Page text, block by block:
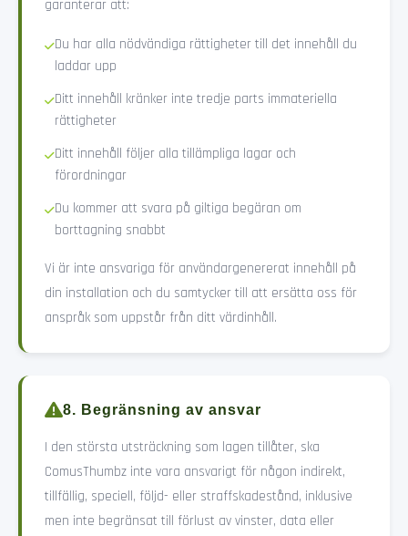
garanterar att:
Du har alla nödvändiga rättigheter till det innehåll du
laddar upp
Ditt innehåll kränker inte tredje parts immateriella
rättigheter
Ditt innehåll följer alla tillämpliga lagar och
förordningar
Du kommer att svara på giltiga begäran om
borttagning snabbt
Vi är inte ansvariga för användargenererat innehåll på
din installation och du samtycker till att ersätta oss för
anspråk som uppstår från ditt värdinhåll.
8. Begränsning av ansvar
I den största utsträckning som lagen tillåter, ska
ComusThumbz inte vara ansvarigt för någon indirekt,
tillfällig, speciell, följd- eller straffskadestånd, inklusive
men inte begränsat till förlust av vinster, data eller